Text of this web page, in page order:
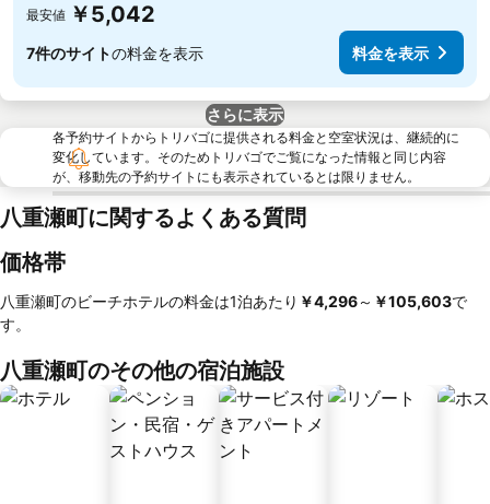
最安値 ￥5,042
7件のサイトの料金を表示 料金を表示
さらに表示
各予約サイトからトリバゴに提供される料金と空室状況は、継続的に
変化しています。そのためトリバゴでご覧になった情報と同じ内容
が、移動先の予約サイトにも表示されているとは限りません。
八重瀬町に関するよくある質問
価格帯
八重瀬町のビーチホテルの料金は1泊あたり ‎￥4,296～ ‎￥105,603で
す。
八重瀬町のその他の宿泊施設